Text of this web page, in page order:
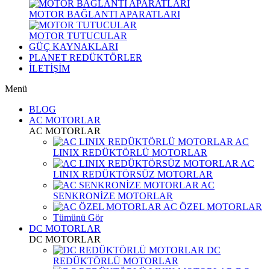
MOTOR BAĞLANTI APARATLARI
MOTOR TUTUCULAR
GÜÇ KAYNAKLARI
PLANET REDÜKTÖRLER
İLETİŞİM
Menü
BLOG
AC MOTORLAR
AC MOTORLAR
AC
LINIX REDÜKTÖRLÜ MOTORLAR
AC
LINIX REDÜKTÖRSÜZ MOTORLAR
AC
SENKRONİZE MOTORLAR
AC ÖZEL MOTORLAR
Tümünü Gör
DC MOTORLAR
DC MOTORLAR
DC
REDÜKTÖRLÜ MOTORLAR